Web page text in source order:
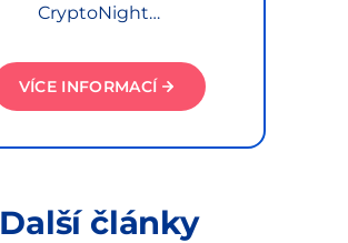
CryptoNight…
VÍCE INFORMACÍ
Další články